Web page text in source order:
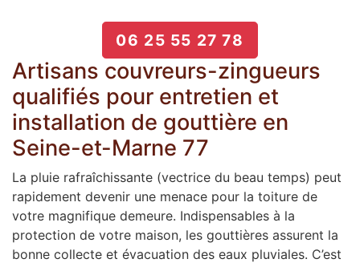
06 25 55 27 78
Artisans couvreurs-zingueurs
qualifiés pour entretien et
installation de gouttière en
Seine-et-Marne 77
La pluie rafraîchissante (vectrice du beau temps) peut
rapidement devenir une menace pour la toiture de
votre magnifique demeure. Indispensables à la
protection de votre maison, les gouttières assurent la
bonne collecte et évacuation des eaux pluviales. C’est